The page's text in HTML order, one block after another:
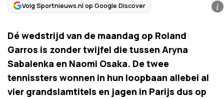
Volg Sportnieuws.nl op Google Discover i
Dé wedstrijd van de maandag op Roland
Garros is zonder twijfel die tussen Aryna
Sabalenka en Naomi Osaka. De twee
tennissters wonnen in hun loopbaan allebei al
vier grandslamtitels en jagen in Parijs dus op